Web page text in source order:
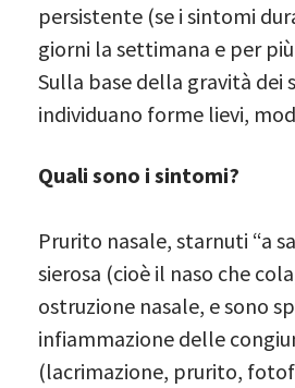
persistente (se i sintomi
giorni la settimana e per
Sulla base della gravità dei
individuano forme lievi,
Quali sono i sintomi?
Prurito nasale, starnuti “a
sierosa (cioè il naso che
ostruzione nasale, e sono
infiammazione delle
(lacrimazione, prurito,